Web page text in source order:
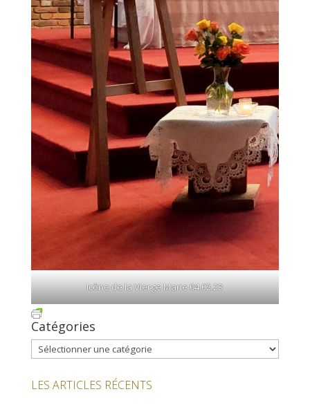
Icône de la Vierge Marie 04.02.23
Catégories
Catégories
LES ARTICLES RÉCENTS